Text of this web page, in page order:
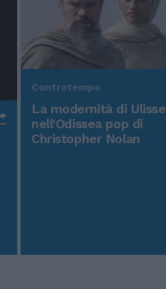
Controtempo
La modernità di Ulisse
nell'Odissea pop di
Christopher Nolan